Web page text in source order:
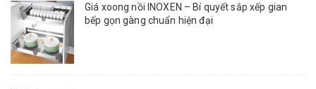
Giá xoong nồi INOXEN – Bí quyết sắp xếp gian
bếp gọn gàng chuẩn hiện đại